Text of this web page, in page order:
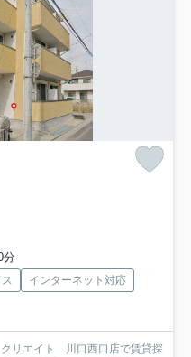
分
インターネット対応
リエイト 川口西口店で賃貸探